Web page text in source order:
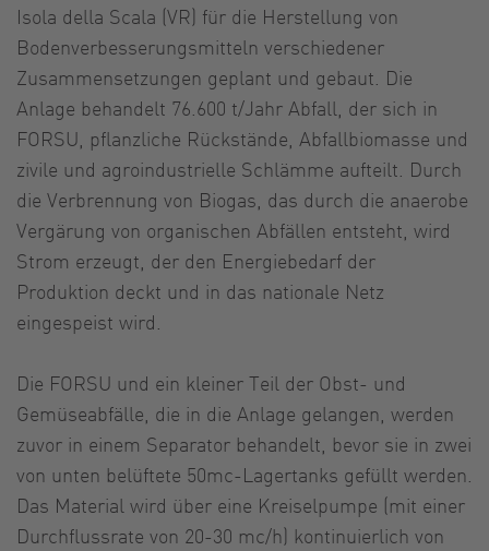
Isola della Scala (VR) für die Herstellung von
Bodenverbesserungsmitteln verschiedener
Zusammensetzungen geplant und gebaut. Die
Anlage behandelt 76.600 t/Jahr Abfall, der sich in
FORSU, pflanzliche Rückstände, Abfallbiomasse und
zivile und agroindustrielle Schlämme aufteilt. Durch
die Verbrennung von Biogas, das durch die anaerobe
Vergärung von organischen Abfällen entsteht, wird
Strom erzeugt, der den Energiebedarf der
Produktion deckt und in das nationale Netz
eingespeist wird.
Die FORSU und ein kleiner Teil der Obst- und
Gemüseabfälle, die in die Anlage gelangen, werden
zuvor in einem Separator behandelt, bevor sie in zwei
von unten belüftete 50mc-Lagertanks gefüllt werden.
Das Material wird über eine Kreiselpumpe (mit einer
Durchflussrate von 20-30 mc/h) kontinuierlich von